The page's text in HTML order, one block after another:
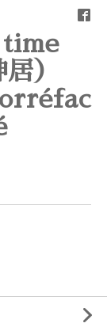
time
）